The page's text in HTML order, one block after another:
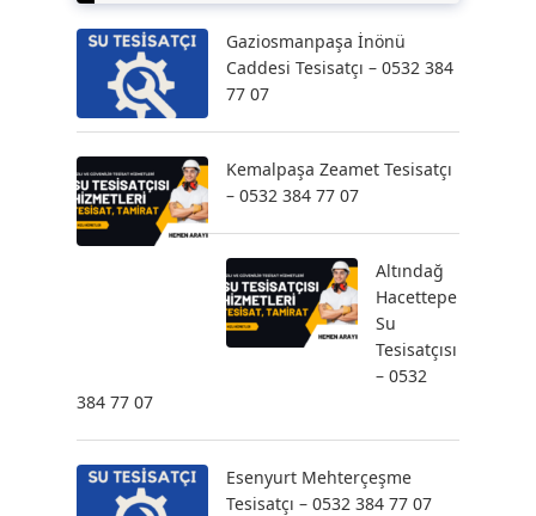
Gaziosmanpaşa İnönü
Caddesi Tesisatçı – 0532 384
77 07
Kemalpaşa Zeamet Tesisatçı
– 0532 384 77 07
Altındağ
Hacettepe
Su
Tesisatçısı
– 0532
384 77 07
Esenyurt Mehterçeşme
Tesisatçı – 0532 384 77 07